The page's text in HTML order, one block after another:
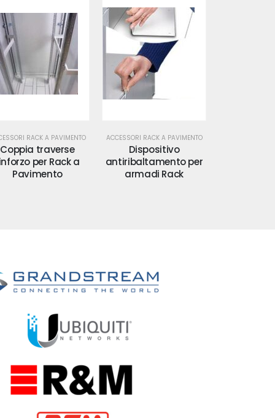
RACK A PAVIMENTO
Dispositivo
per
armadi Rack
ACCESSORI RACK A PAVIMENTO
Dispositivo
antiribaltamento per
Rack.